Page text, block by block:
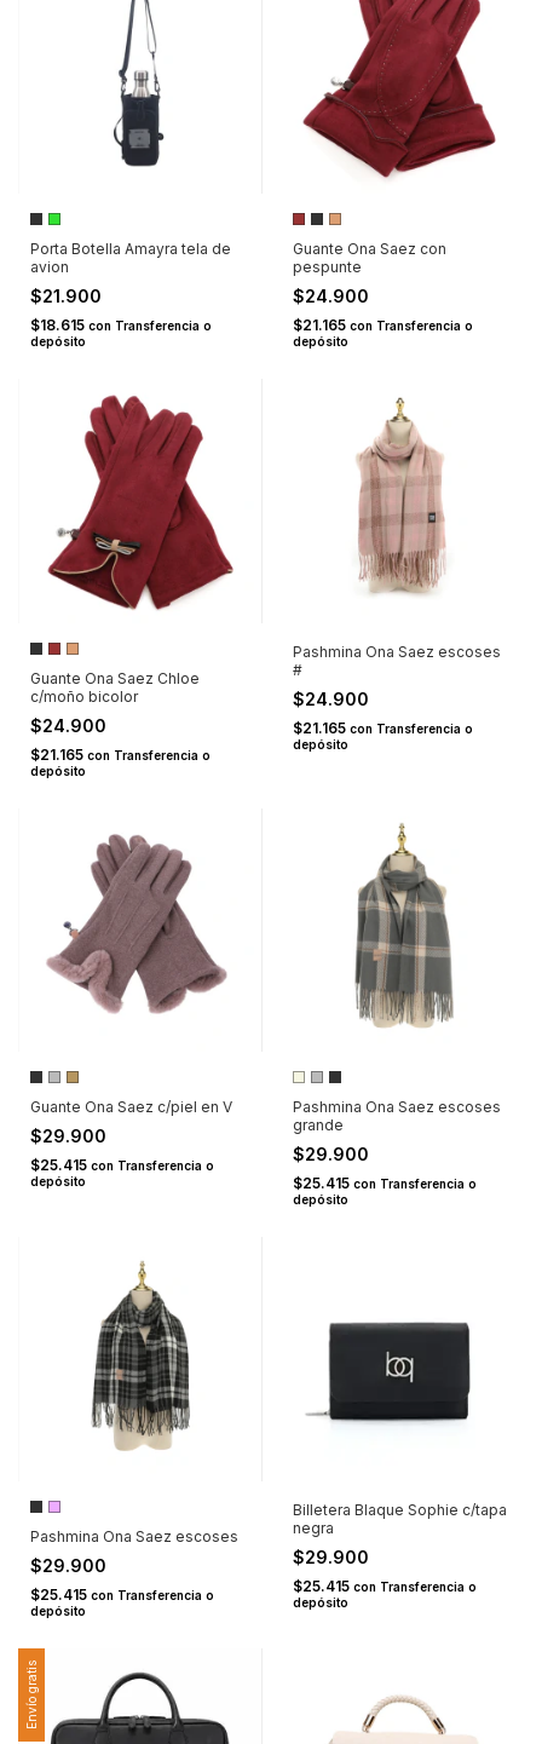
Porta Botella Amayra tela de
avion
$21.900
$18.615 con Transferencia o
depósito
Guante Ona Saez con
pespunte
$24.900
$21.165 con Transferencia o
depósito
Guante Ona Saez Chloe
c/moño bicolor
$24.900
$21.165 con Transferencia o
depósito
Pashmina Ona Saez escoses
#
$24.900
$21.165 con Transferencia o
depósito
Guante Ona Saez c/piel en V
$29.900
$25.415 con Transferencia o
depósito
Pashmina Ona Saez escoses
grande
$29.900
$25.415 con Transferencia o
depósito
Pashmina Ona Saez escoses
$29.900
$25.415 con Transferencia o
depósito
Billetera Blaque Sophie c/tapa
negra
$29.900
$25.415 con Transferencia o
depósito
Envío gratis